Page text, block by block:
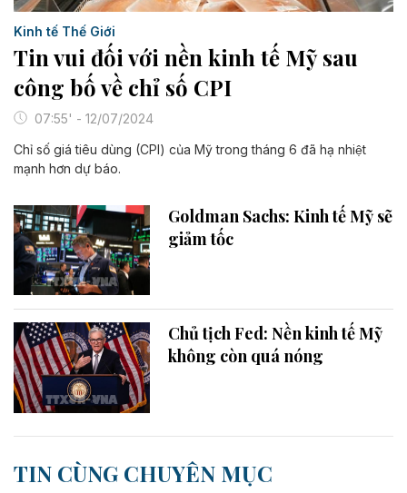
Kinh tế Thế Giới
Tin vui đối với nền kinh tế Mỹ sau
công bố về chỉ số CPI
07:55' - 12/07/2024
Chỉ số giá tiêu dùng (CPI) của Mỹ trong tháng 6 đã hạ nhiệt
mạnh hơn dự báo.
Goldman Sachs: Kinh tế Mỹ sẽ
giảm tốc
Chủ tịch Fed: Nền kinh tế Mỹ
không còn quá nóng
TIN CÙNG CHUYÊN MỤC